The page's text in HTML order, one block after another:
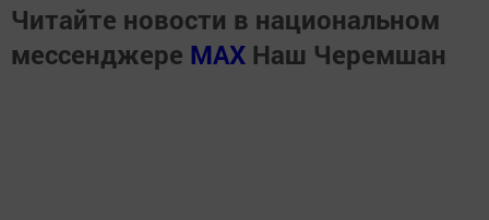
Читайте новости в национальном
мессенджере MАХ Наш Черемшан